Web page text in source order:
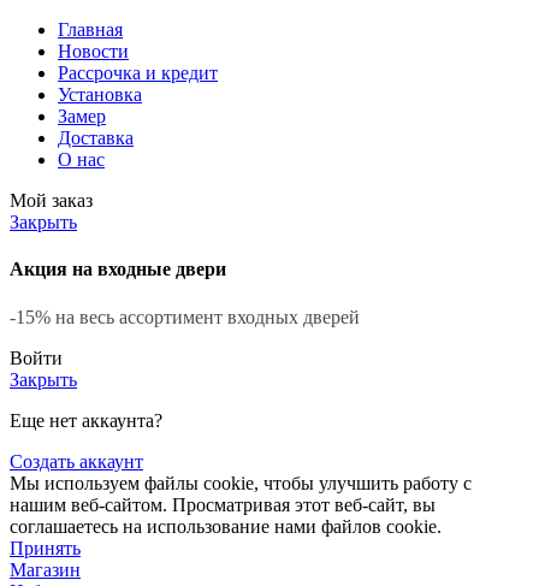
Главная
Новости
Рассрочка и кредит
Установка
Замер
Доставка
О нас
Мой заказ
Закрыть
Акция на входные двери
-15% на весь ассортимент входных дверей
Войти
Закрыть
Еще нет аккаунта?
Создать аккаунт
Мы используем файлы cookie, чтобы улучшить работу с
нашим веб-сайтом. Просматривая этот веб-сайт, вы
соглашаетесь на использование нами файлов cookie.
Принять
Магазин